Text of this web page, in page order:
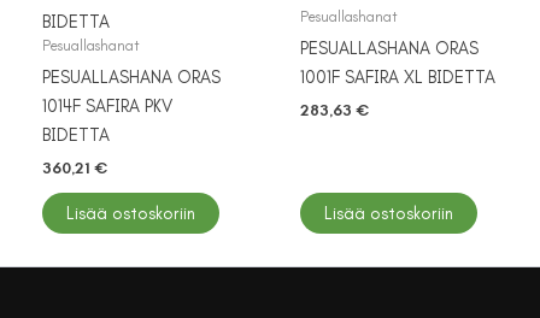
Pesuallashanat
PESUALLASHANA ORAS
1014F SAFIRA PKV
BIDETTA
360,21 €
Lisää ostoskoriin
Pesuallashanat
PESUALLASHANA ORAS
1001F SAFIRA XL BIDETTA
283,63 €
Lisää ostoskoriin